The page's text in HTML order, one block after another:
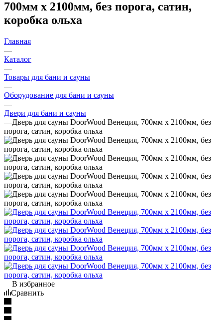
700мм х 2100мм, без порога, сатин,
коробка ольха
Главная
—
Каталог
—
Товары для бани и сауны
—
Оборудование для бани и сауны
—
Двери для бани и сауны
—Дверь для сауны DoorWood Венеция, 700мм х 2100мм, без
порога, сатин, коробка ольха
В избранное
Сравнить